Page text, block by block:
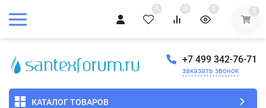
0 0 0 0
+7 499 342-76-71
заказать звонок
КАТАЛОГ ТОВАРОВ